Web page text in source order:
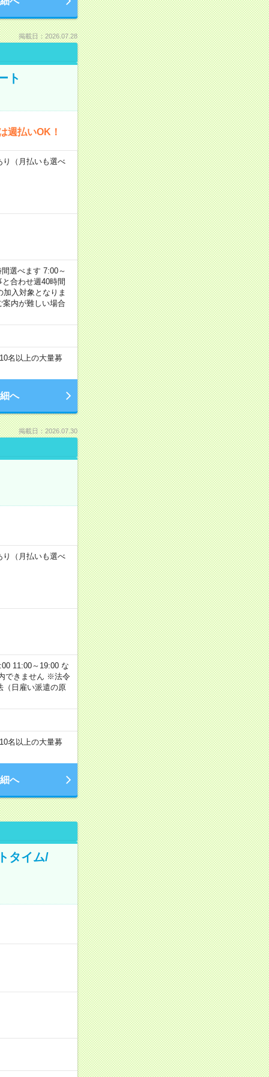
掲載日：2026.07.28
ト
週払いOK！
（月払いも選べ
選べます 7:00～
合わせ週40時間
入対象となりま
内が難しい場合
名以上の大量募
へ
掲載日：2026.07.30
（月払いも選べ
11:00～19:00 な
できません ※法令
日雇い派遣の原
名以上の大量募
へ
タイム/